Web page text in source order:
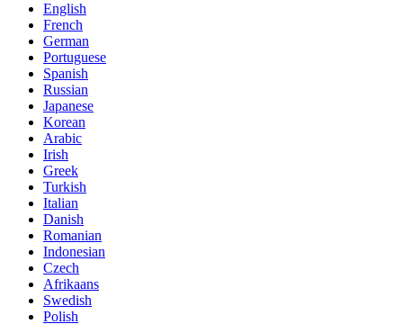
English
French
German
Portuguese
Spanish
Russian
Japanese
Korean
Arabic
Irish
Greek
Turkish
Italian
Danish
Romanian
Indonesian
Czech
Afrikaans
Swedish
Polish